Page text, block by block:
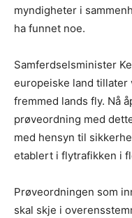
myndigheter i
ha funnet noe.
Samferdselsminister
europeiske land
fremmed lands fly. Nå
prøveordning med
med hensyn til
etablert i flytrafikken i
Prøveordningen som
skal skje i